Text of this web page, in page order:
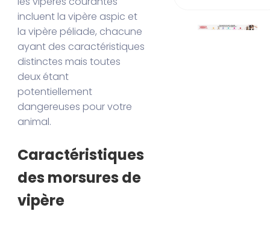
incluent la vipère aspic et
la vipère péliade, chacune
ayant des caractéristiques
distinctes mais toutes
deux étant
potentiellement
dangereuses pour votre
animal.
Caractéristiques
des morsures de
vipère